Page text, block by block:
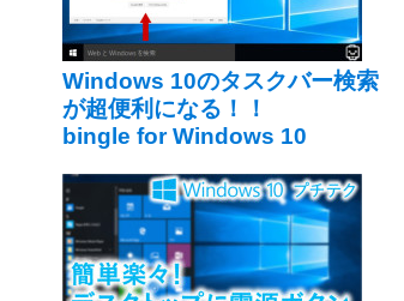
Windows 10のタスクバー検索
が超便利になる！！
bingle for Windows 10